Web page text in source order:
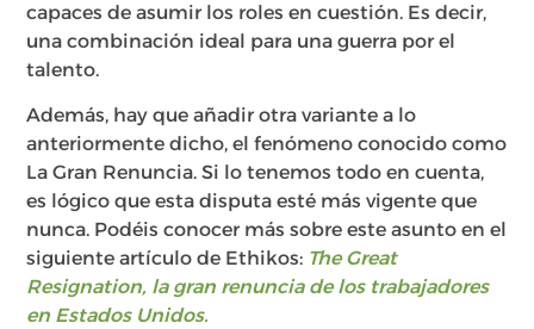
capaces de asumir los roles en cuestión. Es decir,
una combinación ideal para una guerra por el
talento.
Además, hay que añadir otra variante a lo
anteriormente dicho, el fenómeno conocido como
La Gran Renuncia. Si lo tenemos todo en cuenta,
es lógico que esta disputa esté más vigente que
nunca. Podéis conocer más sobre este asunto en el
siguiente artículo de Ethikos: The Great
Resignation, la gran renuncia de los trabajadores
en Estados Unidos.